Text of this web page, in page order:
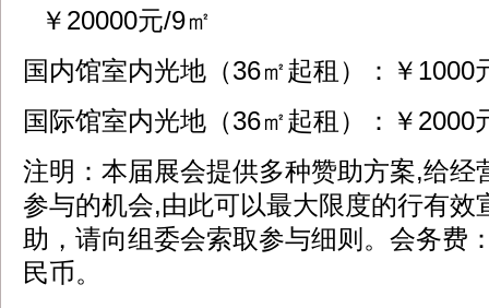
￥20000元/9㎡
国内馆室内光地（36㎡起租）：￥1000
国际馆室内光地（36㎡起租）：￥2000
注明：本届展会提供多种赞助方案,给经
参与的机会,由此可以最大限度的行有效
助，请向组委会索取参与细则。会务费
民币。